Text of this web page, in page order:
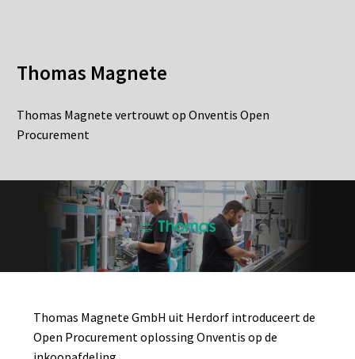
Thomas Magnete
Thomas Magnete vertrouwt op Onventis Open
Procurement
Thomas Magnete GmbH uit Herdorf introduceert de
Open Procurement oplossing Onventis op de